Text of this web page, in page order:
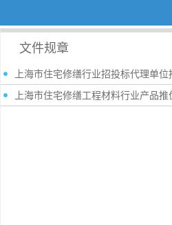
文件规章
上海市住宅修缮行业招投标代理单
上海市住宅修缮工程材料行业产品